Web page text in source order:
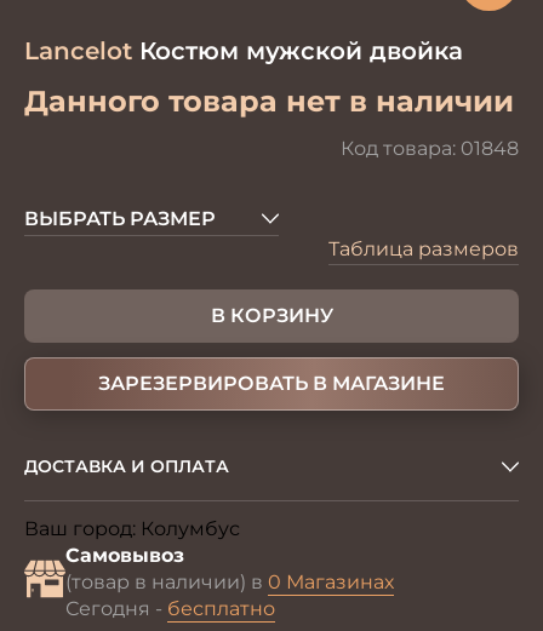
Lancelot Костюм мужской двойка
Данного товара нет в наличии
Код товара: 01848
ВЫБРАТЬ РАЗМЕР
Таблица размеров
В КОРЗИНУ
ЗАРЕЗЕРВИРОВАТЬ В МАГАЗИНЕ
ДОСТАВКА И ОПЛАТА
Ваш город: Колумбус
Самовывоз
(товар в наличии) в 0 Магазинах
Сегодня - бесплатно